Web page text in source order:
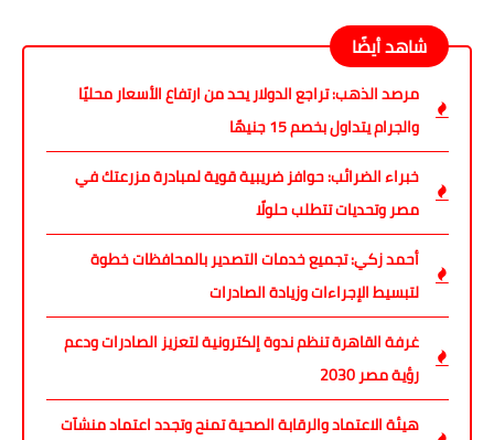
شاهد أيضًا
مرصد الذهب: تراجع الدولار يحد من ارتفاع الأسعار محليًا
والجرام يتداول بخصم 15 جنيهًا
خبراء الضرائب: حوافز ضريبية قوية لمبادرة مزرعتك في
مصر وتحديات تتطلب حلولًا
أحمد زكي: تجميع خدمات التصدير بالمحافظات خطوة
لتبسيط الإجراءات وزيادة الصادرات
غرفة القاهرة تنظم ندوة إلكترونية لتعزيز الصادرات ودعم
رؤية مصر 2030
هيئة الاعتماد والرقابة الصحية تمنح وتجدد اعتماد منشآت